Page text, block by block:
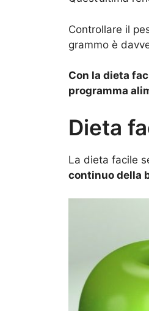
Controllare il
grammo è
Con la dieta
programma
Dieta
La dieta facile
continuo della